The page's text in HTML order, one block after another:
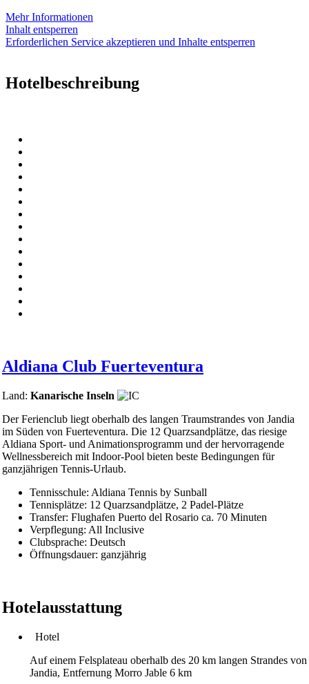
Mehr Informationen
Inhalt entsperren
Erforderlichen Service akzeptieren und Inhalte entsperren
Hotelbeschreibung
Aldiana Club Fuerteventura
Land: Kanarische Inseln
Der Ferienclub liegt oberhalb des langen Traumstrandes von Jandia
im Süden von Fuerteventura. Die 12 Quarzsandplätze, das riesige
Aldiana Sport- und Animationsprogramm und der hervorragende
Wellnessbereich mit Indoor-Pool bieten beste Bedingungen für
ganzjährigen Tennis-Urlaub.
Tennisschule: Aldiana Tennis by Sunball
Tennisplätze: 12 Quarzsandplätze, 2 Padel-Plätze
Transfer: Flughafen Puerto del Rosario ca. 70 Minuten
Verpflegung: All Inclusive
Clubsprache: Deutsch
Öffnungsdauer: ganzjährig
Hotelausstattung
Hotel
Auf einem Felsplateau oberhalb des 20 km langen Strandes von
Jandia, Entfernung Morro Jable 6 km